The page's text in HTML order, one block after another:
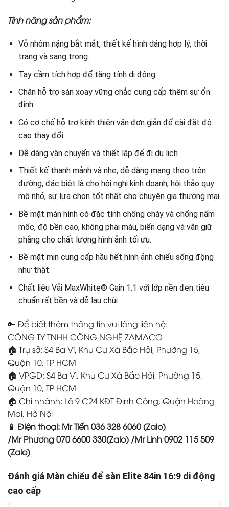
Tính năng sản phẩm:
Vỏ nhôm nặng bắt mắt, thiết kế hình dáng hợp lý, thời
trang và sang trọng.
Tay cầm tích hợp để tăng tính di động
Chân hỗ trợ sàn xoay vững chắc cung cấp thêm sự ổn
định
Có cơ chế hỗ trợ kính thiên văn đơn giản để cài đặt độ
cao thay đổi
Dễ dàng vận chuyển và thiết lập để đi du lịch
Thiết kế thanh mảnh và nhẹ, dễ dàng mang theo trên
đường, đặc biệt là cho hội nghị kinh doanh, hội thảo quy
mô nhỏ, sự lựa chọn tốt nhất cho chuyên gia thương mại.
Bề mặt màn hình có đặc tính chống cháy và chống nấm
mốc, độ bền cao, không phai màu, biến dạng và vẫn giữ
phẳng cho chất lượng hình ảnh tối ưu.
Bề mặt mịn cung cấp hầu hết hình ảnh chiếu sống động
như thật.
Chất liệu Vải MaxWhite® Gain 1.1 với lớp nền đen tiêu
chuẩn rất bền và dễ lau chùi
🔑 Để biết thêm thông tin vui lòng liên hệ:
CÔNG TY TNHH CÔNG NGHỆ ZAMACO
🏠 Trụ sở: S4 Ba Vì, Khu Cư Xá Bắc Hải, Phường 15,
Quận 10, TP HCM
🏠 VPGD: S4 Ba Vì, Khu Cư Xá Bắc Hải, Phường 15,
Quận 10, TP HCM
🏠 Chi nhánh: Lô 9 C24 KĐT Định Công, Quận Hoàng
Mai, Hà Nội
📱 Điện thoại: Mr Tiến 036 328 6060 (Zalo)
/Mr Phương 070 6600 330(Zalo) /Mr Linh 0902 115 509
(Zalo)
Đánh giá Màn chiếu để sàn Elite 84in 16:9 di động
cao cấp